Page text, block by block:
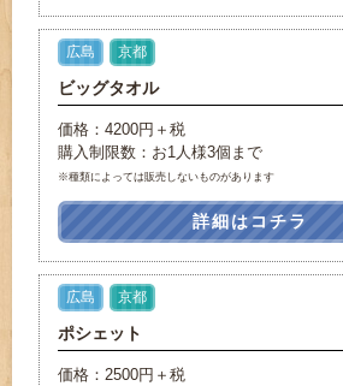
広島 京都
ビッグタオル
価格：4200円＋税
購入制限数：お1人様3個まで
※種類によっては販売しないものがあります
詳細はコチラ
広島 京都
ポシェット
価格：2500円＋税